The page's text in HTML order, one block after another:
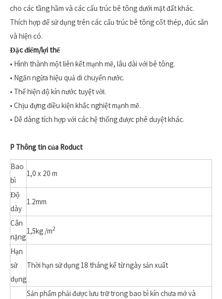
cho các tầng hầm và các cấu trúc bê tông dưới mặt đất khác.
Thích hợp để sử dụng trên các cấu trúc bê tông cốt thép, đúc sẵn
và hiện có.
Đặc điểm/lợi thế
• Hình thành một liên kết mạnh mẽ, lâu dài với bê tông.
• Ngăn ngừa hiệu quả di chuyển nước.
• Thể hiện độ kín nước tuyệt vời.
• Chịu đựng điều kiện khắc nghiệt mạnh mẽ.
• Dễ dàng tích hợp với các hệ thống được phê duyệt khác.
P Thông tin của Roduct
Bao
bì
1,0 x 20 m
Độ
dày
1.2mm
Cân
nặng
1,5kg /m2
Hạn
sử
dụng
Thời hạn sử dụng 18 tháng kể từ ngày sản xuất
Sản phẩm phải được lưu trữ trong bao bì kín chưa mở và